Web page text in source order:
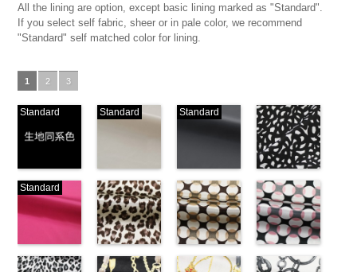
All the lining are option, except basic lining marked as "Standard".
If you select self fabric, sheer or in pale color, we recommend
"Standard" self matched color for lining.
1 2 3
(-/TK)
http://www.anys.co.jp/wp-
content/uploads/2013/04/jpg
ステル100％
Standard
(221/OT)
http://www.anys.co.jp/wp-
content/uploads/2013/04/221.jpg
221 ベージュ
ステル100％
Standard
(19/OT)
http://www.anys.co.jp/wp-
content/uploads/2013/02/19.jpg
19 ブラック
ステル100％
Standard
ワイト模様
(KKP3601-
24-C)
http://
24-c.jpg
(777/OT)
Standard
ブラウン
柄ベージュ
柄ピンク